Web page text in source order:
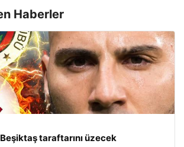
Haberler
taraftarını üzecek